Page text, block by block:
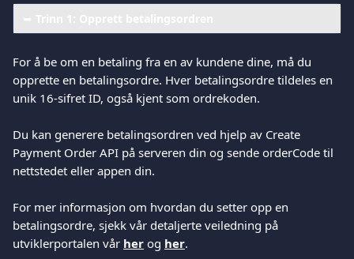
For å be om en betaling fra en av kundene dine, må du
opprette en betalingsordre. Hver betalingsordre tildeles en
unik 16-sifret ID, også kjent som ordrekoden.
Du kan generere betalingsordren ved hjelp av Create
Payment Order API på serveren din og sende orderCode til
nettstedet eller appen din.
For mer informasjon om hvordan du setter opp en
betalingsordre, sjekk vår detaljerte veiledning på
utviklerportalen vår her og her.